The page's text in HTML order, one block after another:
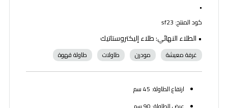
•
كود المنتج: sf23
• الطلاء النهائي: طلاء إليكتروستاتيك
غرفة معيشة مودرن طاولات طاولة قهوة
ارتفاع الطاولة: 45 سم